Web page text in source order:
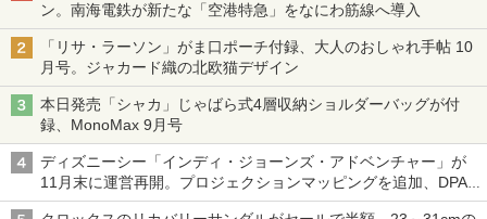
ン。南海電鉄が新たな「空港特急」をなにわ筋線へ導入
「リサ・ラーソン」がま口ポーチ付録、大人のおしゃれ手帖 10
月号。ジャカード織の北欧猫デザイン
本日発売「シャカ」じゃばら式4層収納ショルダーバッグが付
録、MonoMax 9月号
ディズニーシー「インディ・ジョーンズ・アドベンチャー」が
11月末に運営再開。プロジェクションマッピングを追加、DPA
は1500円